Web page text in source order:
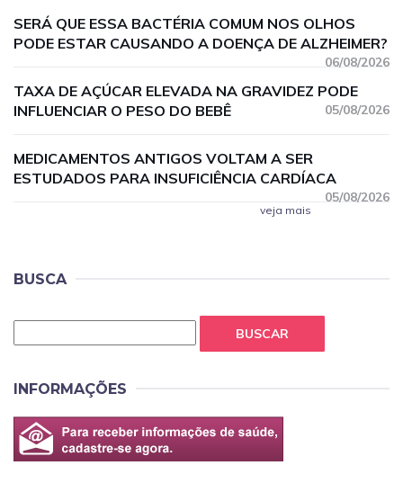
SERÁ QUE ESSA BACTÉRIA COMUM NOS OLHOS
PODE ESTAR CAUSANDO A DOENÇA DE ALZHEIMER?
06/08/2026
TAXA DE AÇÚCAR ELEVADA NA GRAVIDEZ PODE
INFLUENCIAR O PESO DO BEBÊ
05/08/2026
MEDICAMENTOS ANTIGOS VOLTAM A SER
ESTUDADOS PARA INSUFICIÊNCIA CARDÍACA
05/08/2026
veja mais
BUSCA
BUSCAR
INFORMAÇÕES